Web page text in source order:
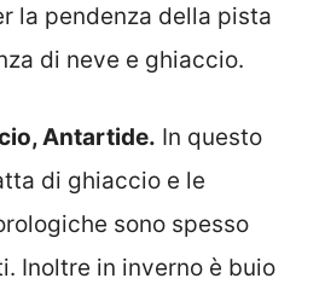
la pendenza della pista
di neve e ghiaccio.
Antartide. In questo
di ghiaccio e le
sono spesso
Inoltre in inverno è buio